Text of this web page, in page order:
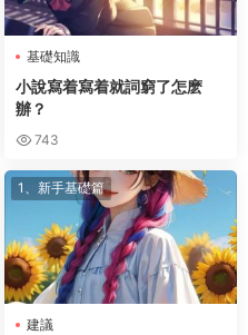
基礎知識
小說寫着寫着就詞窮了怎麽
辦？
743
1、新手基礎篇
建議